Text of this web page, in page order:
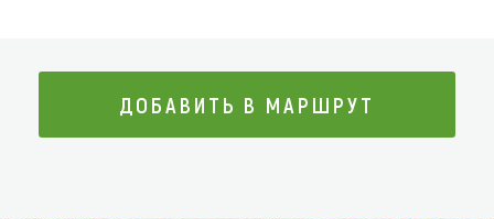
Новости
ДОБАВИТЬ В МАРШРУТ